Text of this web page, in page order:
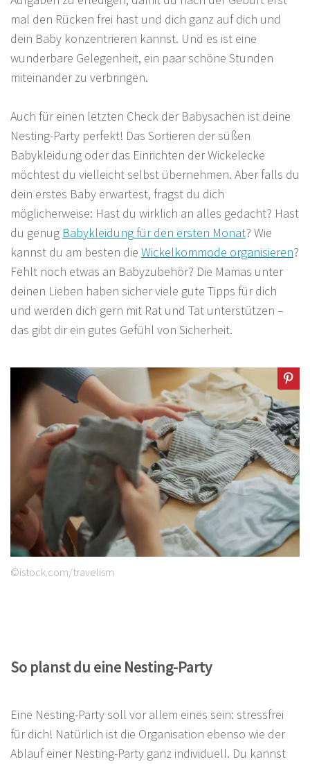
mal den Rücken frei hast und dich ganz auf dich und
dein Baby konzentrieren kannst. Und es ist eine
wunderbare Gelegenheit, ein paar schöne Stunden
miteinander zu verbringen.
Auch für einen letzten Check der Babysachen ist deine
Nesting-Party perfekt! Das Sortieren der süßen
Babykleidung oder das Einrichten der Wickelecke
möchtest du vielleicht selbst übernehmen. Aber falls du
dein erstes Baby erwartest, fragst du dich
möglicherweise: Hast du wirklich an alles gedacht? Hast
du genug Babykleidung für den ersten Monat? Wie
kannst du am besten die Wickelkommode organisieren?
Fehlt noch etwas an Babyzubehör? Die Mamas unter
deinen Lieben haben sicher viele gute Tipps für dich
und werden dich gern mit Rat und Tat unterstützen –
das gibt dir ein gutes Gefühl von Sicherheit.
©istock.com/travelism
So planst du eine Nesting-Party
Eine Nesting-Party soll vor allem eines sein: stressfrei
für dich! Natürlich ist die Organisation ebenso wie der
Ablauf einer Nesting-Party ganz individuell. Du kannst